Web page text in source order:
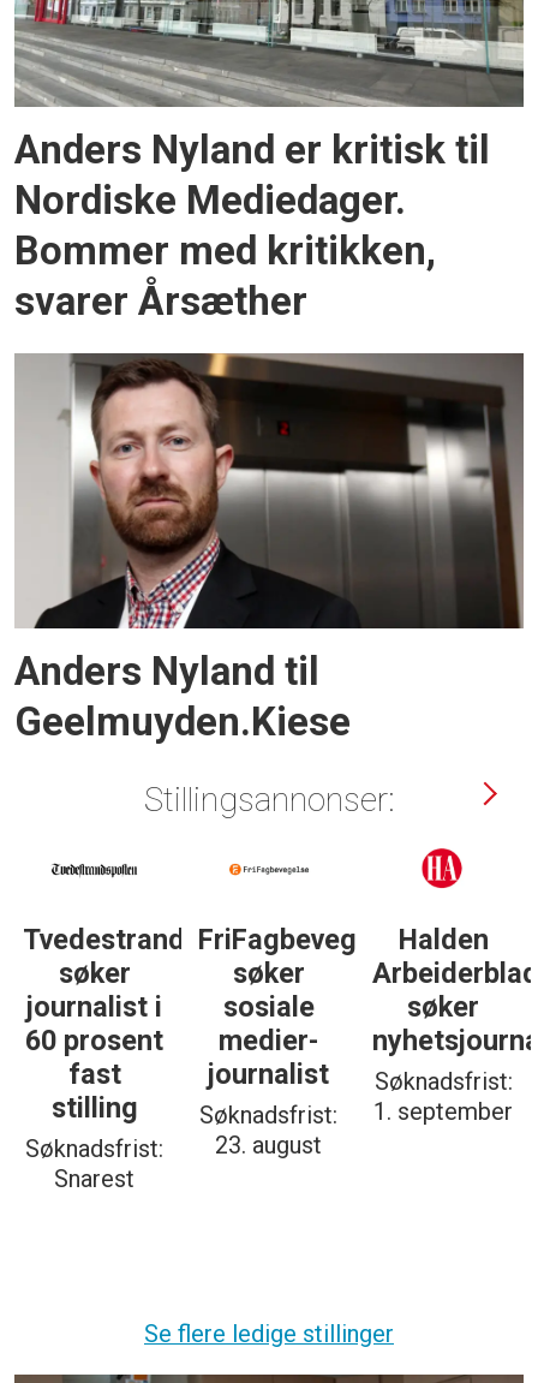
Anders Nyland er kritisk til
Nordiske Mediedager.
Bommer med kritikken,
svarer Årsæther
Anders Nyland til
Geelmuyden.Kiese
Stillingsannonser:
Halden
Arbeiderblad
søker
nyhetsjournalist
Søknadsfrist:
1. september
Støttegruppa
25. juni
søker
journalist
Søknadsfrist:
19. august
Journalist
med teft
for
digitale
spor? Bli
med på å
Se flere ledige stillinger